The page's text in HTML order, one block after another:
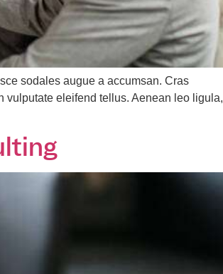
sodales augue a accumsan. Cras
vulputate eleifend tellus. Aenean leo ligula,